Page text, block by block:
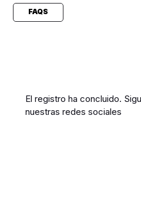
FAQS
El registro ha concluido.
nuestras redes sociales